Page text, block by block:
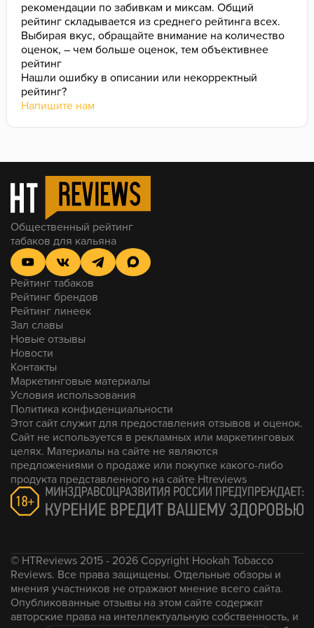
рекомендации по забивкам и миксам. Общий
рейтинг складывается из среднего рейтинга всех.
Выбирая вкус, обращайте внимание на количество
оценок, – чем больше оценок, тем объективнее
рейтинг
Нашли ошибку в описании или некорректный
рейтинг?
Напишите нам
Общественный рейтинг
табаков для кальяна
Рейтинг табаков
Рейтинг брендов
Рейтинг линеек
Зал славы
Новые отзывы
Новости
Контакты
Маркетинговые материалы
Условия использования
Политика конфиденциальности
Этот сайт служит для предоставления отзывов и оценок.
Сайт не используется в рекламных или маркетинговых
целях. Материалы на сайте не являются
предложениями о продаже или покупке какого-либо
продукта представленного на сайте Htreviews
© HTReviews 2015 - 2026 Copyright Hookah Tobacco
Reviews. Все права защищены. Отдельные обзоры и
мнения участников не отражают мнение всего сайта.
Опубликованные отзывы на этом сайте содержат
авторские права на интеллектуальную собственность, и